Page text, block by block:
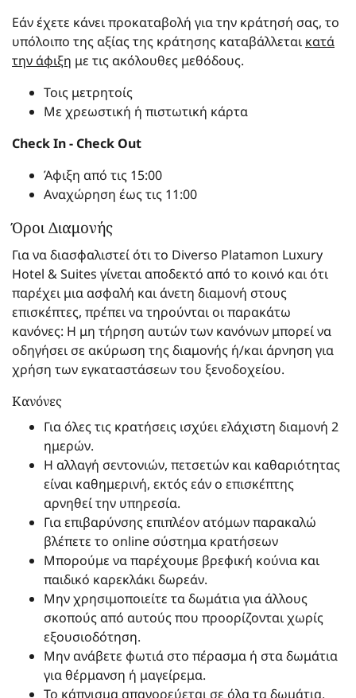
Εάν έχετε κάνει προκαταβολή για την κράτησή σας, το
υπόλοιπο της αξίας της κράτησης καταβάλλεται κατά
την άφιξη με τις ακόλουθες μεθόδους.
Τοις μετρητοίς
Με χρεωστική ή πιστωτική κάρτα
Check In - Check Out
Άφιξη από τις 15:00
Αναχώρηση έως τις 11:00
Όροι Διαμονής
Για να διασφαλιστεί ότι το Diverso Platamon Luxury
Hotel & Suites γίνεται αποδεκτό από το κοινό και ότι
παρέχει μια ασφαλή και άνετη διαμονή στους
επισκέπτες, πρέπει να τηρούνται οι παρακάτω
κανόνες: Η μη τήρηση αυτών των κανόνων μπορεί να
οδηγήσει σε ακύρωση της διαμονής ή/και άρνηση για
χρήση των εγκαταστάσεων του ξενοδοχείου.
Κανόνες
Για όλες τις κρατήσεις ισχύει ελάχιστη διαμονή 2
ημερών.
Η αλλαγή σεντονιών, πετσετών και καθαριότητας
είναι καθημερινή, εκτός εάν ο επισκέπτης
αρνηθεί την υπηρεσία.
Για επιβαρύνσης επιπλέον ατόμων παρακαλώ
βλέπετε το online σύστημα κρατήσεων
Μπορούμε να παρέχουμε βρεφική κούνια και
παιδικό καρεκλάκι δωρεάν.
Μην χρησιμοποιείτε τα δωμάτια για άλλους
σκοπούς από αυτούς που προορίζονται χωρίς
εξουσιοδότηση.
Μην ανάβετε φωτιά στο πέρασμα ή στα δωμάτια
για θέρμανση ή μαγείρεμα.
Το κάπνισμα απαγορεύεται σε όλα τα δωμάτια.